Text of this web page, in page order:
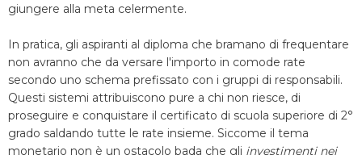
giungere alla meta celermente.
In pratica, gli aspiranti al diploma che bramano di frequentare
non avranno che da versare l'importo in comode rate
secondo uno schema prefissato con i gruppi di responsabili.
Questi sistemi attribuiscono pure a chi non riesce, di
proseguire e conquistare il certificato di scuola superiore di 2°
grado saldando tutte le rate insieme. Siccome il tema
monetario non è un ostacolo bada che gli investimenti nei